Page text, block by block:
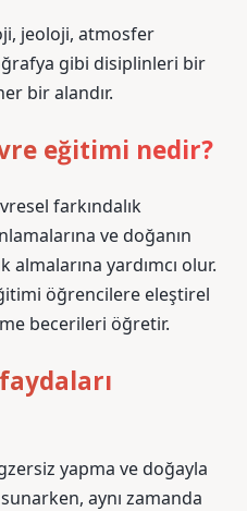
jeoloji, atmosfer
gibi disiplinleri bir
bir alandır.
eğitimi nedir?
farkındalık
ve doğanın
yardımcı olur.
öğrencilere eleştirel
becerileri öğretir.
yapma ve doğayla
aynı zamanda